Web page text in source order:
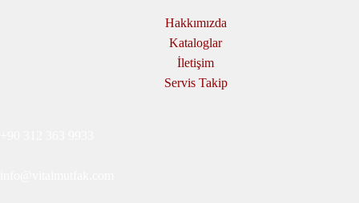
Hakkımızda
Kataloglar
İletişim
Servis Takip